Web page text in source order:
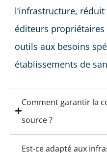
l’infrastructure,
éditeurs propriétaires
outils aux besoins
établissements de
Comment garantir la
source ?
Est-ce adapté aux